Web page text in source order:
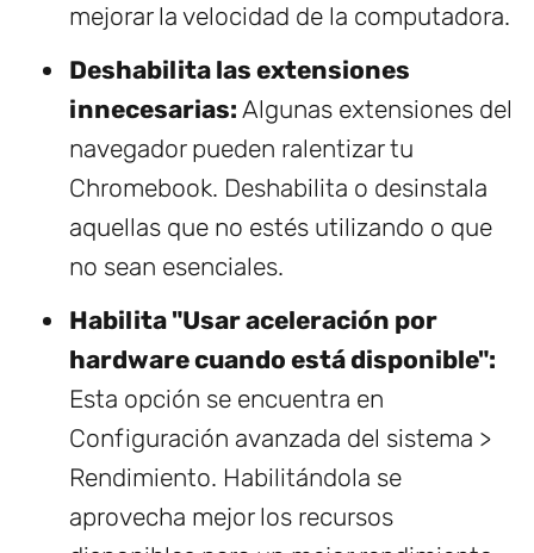
mejorar la velocidad de la computadora.
Deshabilita las extensiones
innecesarias: Algunas extensiones del
navegador pueden ralentizar tu
Chromebook. Deshabilita o desinstala
aquellas que no estés utilizando o que
no sean esenciales.
Habilita "Usar aceleración por
hardware cuando está disponible":
Esta opción se encuentra en
Configuración avanzada del sistema >
Rendimiento. Habilitándola se
aprovecha mejor los recursos